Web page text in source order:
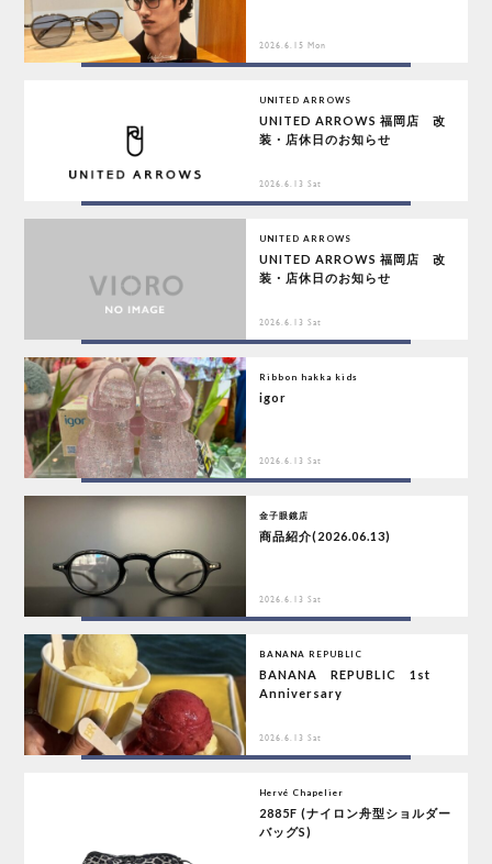
2026.6.15 Mon
UNITED ARROWS
UNITED ARROWS 福岡店 改
装・店休日のお知らせ
2026.6.13 Sat
UNITED ARROWS
UNITED ARROWS 福岡店 改
装・店休日のお知らせ
2026.6.13 Sat
Ribbon hakka kids
igor
2026.6.13 Sat
金子眼鏡店
商品紹介(2026.06.13)
2026.6.13 Sat
BANANA REPUBLIC
BANANA REPUBLIC 1st
Anniversary
2026.6.13 Sat
Hervé Chapelier
2885F (ナイロン舟型ショルダー
バッグS)